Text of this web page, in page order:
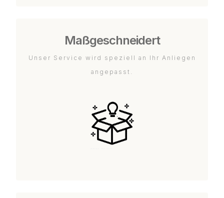
Maßgeschneidert
Unser Service wird speziell an Ihr Anliegen
angepasst.